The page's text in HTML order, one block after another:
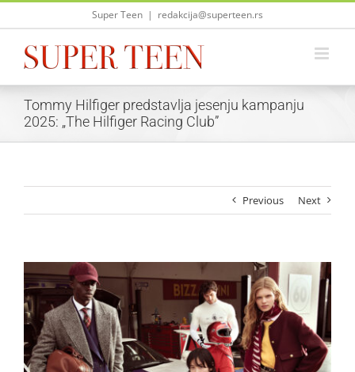
Skip
Super Teen | redakcija@superteen.rs
Tommy Hilfiger predstavlja jesenju kampanju
2025: „The Hilfiger Racing Club”
Previous Next
Larger
Image